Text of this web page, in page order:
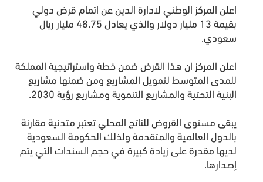
اعلن المركز الوطني لادارة الدين عن اتمام قرض دولي
بقيمة 13 مليار دولار والذي يعادل 48.75 مليار ريال
سعودي.
اعلن المركز ان هذا القرض ضمن خطة واستراتيجية المملكة
للمدى المتوسط لتمويل المشاريع ومن ضمنها مشاريع
البنية التحتية والمشاريع التنموية ومشاريع رؤية 2030.
يبقى مستوى القروض للناتج المحلي تعتبر متدنية مقارنة
بالدول العالمية والمتقدمة ولذلك الحكومة السعودية
لديها مقدرة على زيادة كبيرة في حجم السندات التي يتم
إصدارها.